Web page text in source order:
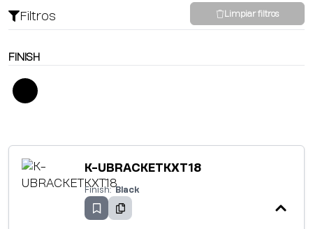
Filtros Limpiar filtros
FINISH
K-UBRACKETKXT18
Finish: Black